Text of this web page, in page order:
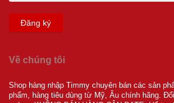
Đăng ký
Về chúng tôi
Shop hàng nhập Timmy chuyên bán các sản
phẩm, hàng tiêu dùng từ Mỹ, Âu chính hãng.